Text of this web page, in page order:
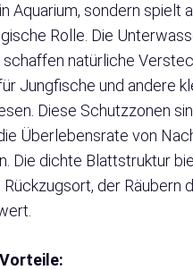
Aquarium, sondern spielt
Rolle. Die
natürliche
Jungfische und andere
Diese Schutzzonen
Überlebensrate von
Die dichte Blattstruktur
der Räubern